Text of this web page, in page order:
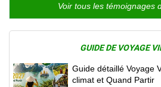
Voir tous les témoignages
GUIDE DE VOYAGE
Guide détaillé Voyage
climat et Quand Partir